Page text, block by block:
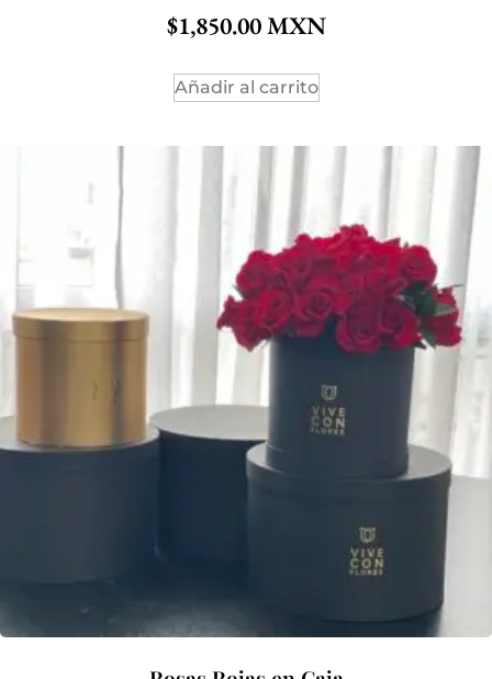
$1,850.00
Añadir al carrito